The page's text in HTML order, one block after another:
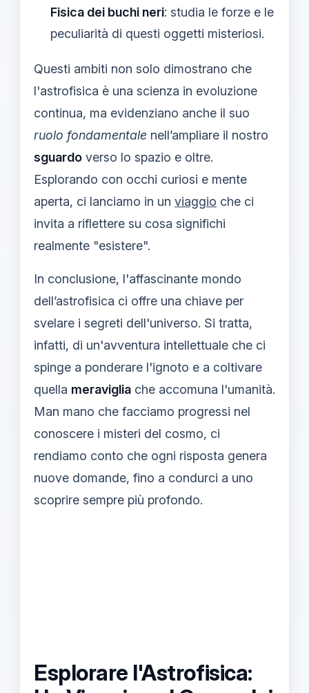
Fisica dei buchi neri: studia le forze e le
peculiarità di questi oggetti misteriosi.
Questi ambiti non solo dimostrano che
l'astrofisica è una scienza in evoluzione
continua, ma evidenziano anche il suo
ruolo fondamentale nell’ampliare il nostro
sguardo verso lo spazio e oltre.
Esplorando con occhi curiosi e mente
aperta, ci lanciamo in un viaggio che ci
invita a riflettere su cosa significhi
realmente "esistere".
In conclusione, l'affascinante mondo
dell’astrofisica ci offre una chiave per
svelare i segreti dell'universo. Si tratta,
infatti, di un'avventura intellettuale che ci
spinge a ponderare l'ignoto e a coltivare
quella meraviglia che accomuna l'umanità.
Man mano che facciamo progressi nel
conoscere i misteri del cosmo, ci
rendiamo conto che ogni risposta genera
nuove domande, fino a condurci a uno
scoprire sempre più profondo.
Esplorare l'Astrofisica: